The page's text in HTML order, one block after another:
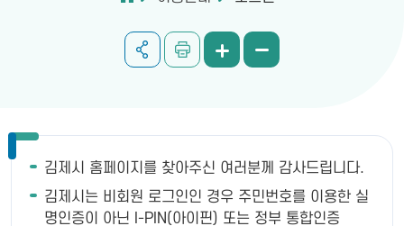
김제시 홈페이지를 찾아주신 여러분께 감사드립니다.
김제시는 비회원 로그인인 경우 주민번호를 이용한 실
명인증이 아닌 I-PIN(아이핀) 또는 정부 통합인증